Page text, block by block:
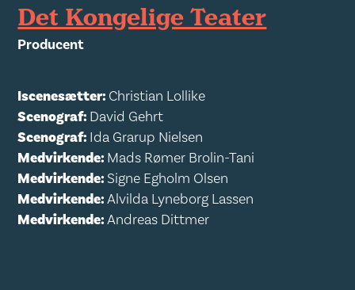
Det Kongelige Teater
Producent
Iscenesætter: Christian Lollike
Scenograf: David Gehrt
Scenograf: Ida Grarup Nielsen
Medvirkende: Mads Rømer Brolin-Tani
Medvirkende:Signe Egholm Olsen
Medvirkende:Alvilda Lyneborg Lassen
Medvirkende:Andreas Dittmer